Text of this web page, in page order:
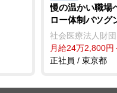
慢の温かい職場
ロー体制バツグ
社会医療法人財
月給24万2,800円
正社員 / 東京都